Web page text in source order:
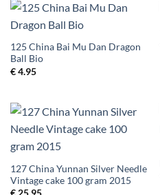
125 China Bai Mu Dan Dragon
Ball Bio
€4.95
127 China Yunnan Silver Needle
Vintage cake 100 gram 2015